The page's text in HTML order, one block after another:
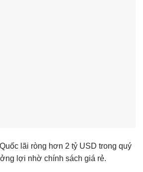
lãi ròng hơn 2 tỷ USD trong quý
lợi nhờ chính sách giá rẻ.